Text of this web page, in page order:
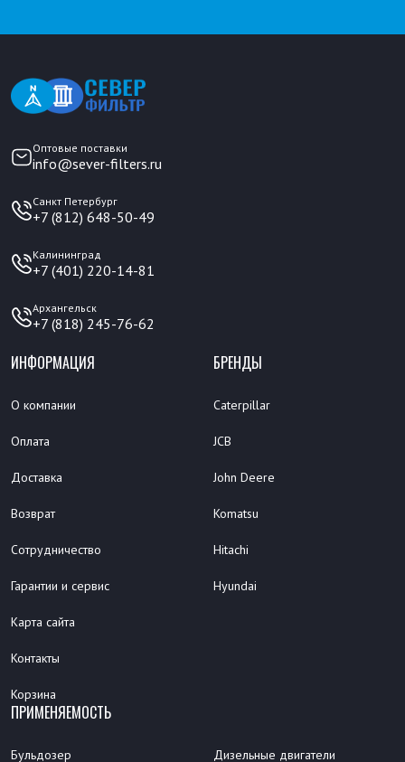
Оптовые поставки
info@sever-filters.ru
Санкт Петербург
+7 (812) 648-50-49
Калининград
+7 (401) 220-14-81
Архангельск
+7 (818) 245-76-62
ИНФОРМАЦИЯ
О компании
Оплата
Доставка
Возврат
Сотрудничество
Гарантии и сервис
Карта сайта
Контакты
Корзина
БРЕНДЫ
Caterpillar
JCB
John Deere
Komatsu
Hitachi
Hyundai
ПРИМЕНЯЕМОСТЬ
Бульдозер Дизельные двигатели